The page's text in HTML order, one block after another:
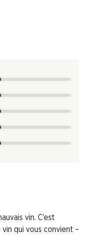
vin. C’est
qui vous convient –